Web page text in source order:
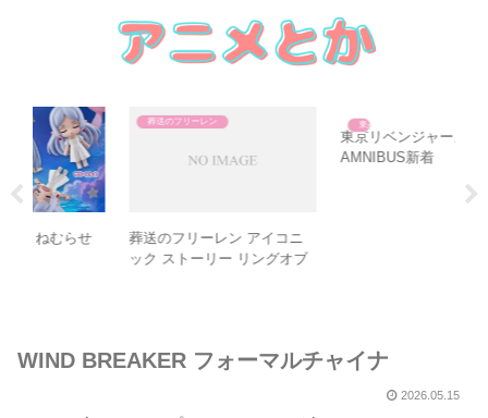
東卍
東京リベンジャーズ
AMNIBUS新着
葬送のフリーレン ライセン
スエージェント
WIND BREAKER フォーマルチャイナ
2026.05.15